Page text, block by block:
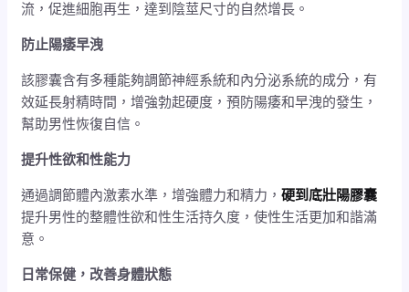
流，促進細胞再生，達到陰莖尺寸的自然增長。
防止陽痿早洩
該膠囊含有多種能夠調節神經系統和內分泌系統的成分，有
效延長射精時間，增強勃起硬度，預防陽痿和早洩的發生，
幫助男性恢復自信。
提升性欲和性能力
通過調節體內激素水準，增強體力和精力，硬到底壯陽膠囊
提升男性的整體性欲和性生活持久度，使性生活更加和諧滿
意。
日常保健，改善身體狀態